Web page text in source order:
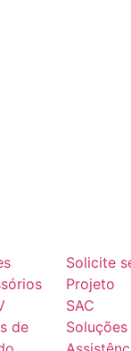
de
Solicite
Projeto
SAC
Soluções